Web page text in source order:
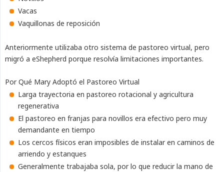
Vacas
Vaquillonas de reposición
Anteriormente utilizaba otro sistema de pastoreo virtual, pero
migró a eShepherd porque resolvía limitaciones importantes.
Por Qué Mary Adoptó el Pastoreo Virtual
Larga trayectoria en pastoreo rotacional y agricultura
regenerativa
El pastoreo en franjas para novillos era efectivo pero muy
demandante en tiempo
Los cercos físicos eran imposibles de instalar en caminos de
arriendo y estanques
Generalmente trabajaba sola, por lo que reducir la mano de